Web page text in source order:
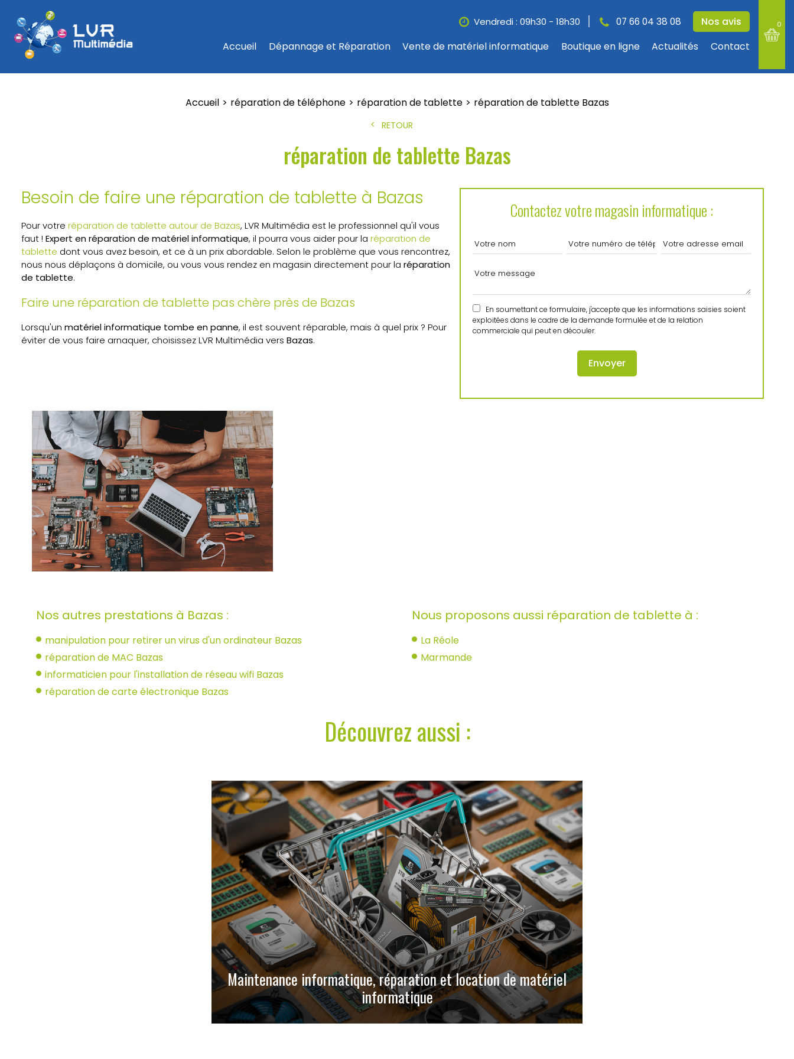
Vendredi : 09h30 - 18h30 07 66 04 38 08
Nos avis
Accueil
Dépannage et Réparation Vente de matériel informatique Boutique en ligne Actualités Contact
0
Accueil réparation de téléphone réparation de tablette réparation de tablette Bazas
RETOUR
réparation de tablette Bazas
Besoin de faire une réparation de tablette à Bazas
Pour votre réparation de tablette autour de Bazas, LVR Multimédia est le professionnel qu'il vous
faut ! Expert en réparation de matériel informatique, il pourra vous aider pour la réparation de
tablette dont vous avez besoin, et ce à un prix abordable. Selon le problème que vous rencontrez,
nous nous déplaçons à domicile, ou vous vous rendez en magasin directement pour la réparation
de tablette.
Faire une réparation de tablette pas chère près de Bazas
Lorsqu'un matériel informatique tombe en panne, il est souvent réparable, mais à quel prix ? Pour
éviter de vous faire arnaquer, choisissez LVR Multimédia vers Bazas.
Contactez votre magasin informatique :
En soumettant ce formulaire, j'accepte que les informations saisies soient
exploitées dans le cadre de la demande formulée et de la relation
commerciale qui peut en découler.
Nos autres prestations à Bazas :
manipulation pour retirer un virus d'un ordinateur Bazas
réparation de MAC Bazas
informaticien pour l'installation de réseau wifi Bazas
réparation de carte électronique Bazas
Nous proposons aussi réparation de tablette à :
La Réole
Marmande
Découvrez aussi :
Maintenance informatique, réparation et location de matériel
informatique